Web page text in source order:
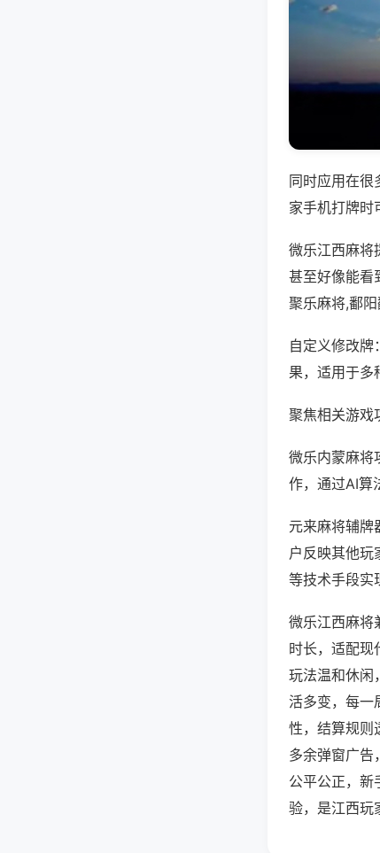
同时应用在很
家手机打牌时
微乐江西麻将
甚至好像能看
聚乐麻将,鄱
自定义修改牌
果，适用于多
聚焦相关游戏
微乐内蒙麻将
作，通过AI算
元来麻将辅牌
户反映其他玩
等技术手段实
微乐江西麻将
时长，适配现
玩法温和休闲
活多变，每一
性，结算规则
多余弹窗广告
公平公正，新
验，是江西玩